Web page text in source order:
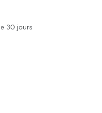
30 jours